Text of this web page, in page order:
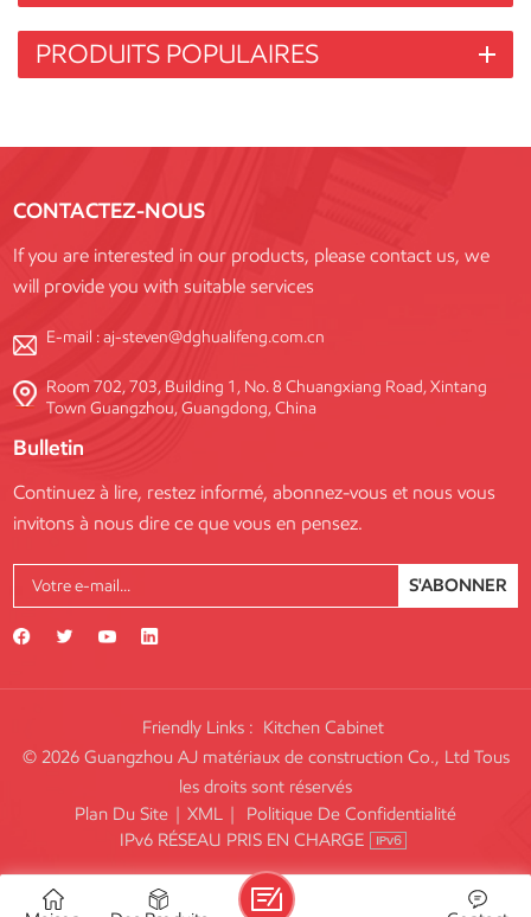
PRODUITS POPULAIRES
CONTACTEZ-NOUS
If you are interested in our products, please contact us, we
will provide you with suitable services
E-mail :aj-steven@dghualifeng.com.cn
Room 702, 703, Building 1, No. 8 Chuangxiang Road, Xintang
Town Guangzhou, Guangdong, China
Bulletin
Continuez à lire, restez informé, abonnez-vous et nous vous
invitons à nous dire ce que vous en pensez.
S'ABONNER
Friendly Links : Kitchen Cabinet
© 2026 Guangzhou AJ matériaux de construction Co., Ltd Tous
les droits sont réservés
Plan Du Site | XML |
Politique De Confidentialité
IPv6 RÉSEAU PRIS EN CHARGE